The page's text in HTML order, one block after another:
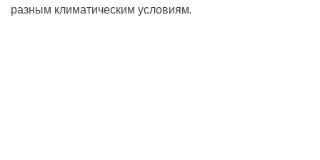
разным климатическим условиям.